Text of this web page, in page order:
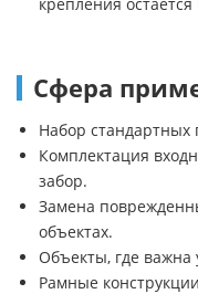
Сфера
Набор стандартных
Комплектация
забор.
Замена
объектах.
Объекты, где важна
Рамные